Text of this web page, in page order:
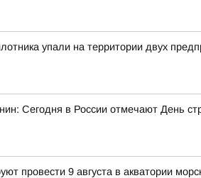
упали на территории двух
Сегодня в России отмечают День
провести 9 августа в акватории